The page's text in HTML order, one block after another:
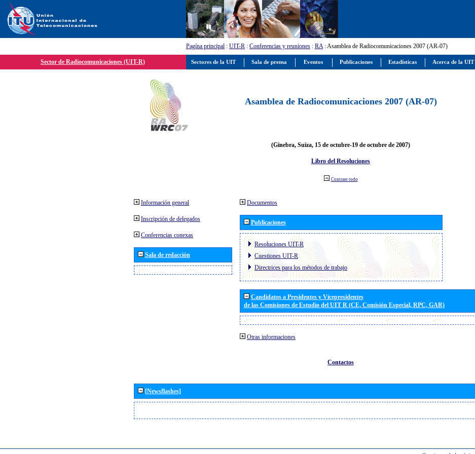
Pagína principal : UIT-R : Conferencias y reuniones : RA: Asamblea de Radiocomunicaciones 2007 (AR-07)
Sector de Radiocomunicaciones (UIT-R)
Asamblea de Radiocomunicaciones 2007 (AR-07)
(Ginebra, Suiza, 15 de octubre-19 de octubre de 2007)
Libro del Resoluciones
Contraer todo
Información general
Inscripción de delegados
Conferencias conexas
Sala de redacción
Documentos
Publicaciones
Resoluciones UIT-R
Cuestiones UIT-R
Directrices para los métodos de trabajo
Candidatos a Presidentes y Vicepresidentes
de las Comisiones de Estudio del UIT R (CE, Comisión Especial, RPC, GAR)
Otras informaciones
Contactos
[Newsflashes]
Sectores de la UIT Sala de prensa Eventos Publicaciones Estadísticas Acerca de la UIT